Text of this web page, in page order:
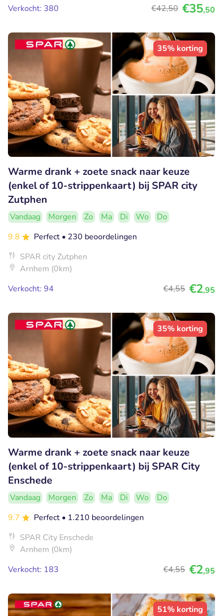
Verkocht: 380 €42,50 €35,50
35% korting
Warme drank + zoete snack naar keuze
(enkel of 10-strippenkaart) bij SPAR city
Zutphen
Vandaag Morgen Zo Ma Di Wo
Do
9.8
Perfect • 230 beoordelingen
SPAR city Zutphen
Arnhem (0km)
Verkocht: 94
€4,55 €2,95
35% korting
Warme drank + zoete snack naar keuze
(enkel of 10-strippenkaart) bij SPAR City
Enschede
Vandaag Morgen Zo Ma Di Wo
Do
9.7
Perfect • 1.210 beoordelingen
SPAR City Enschede
Arnhem (0km)
Verkocht: 183
€4,55 €2,95
51% korting